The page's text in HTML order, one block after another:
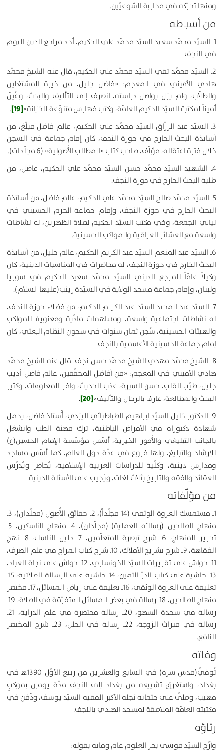
ومنها تحرّكه في محاربة الشوعيّين.
من أسباطه
1ـ السيّد محمّد سعيد السيّد محمّد علي الحكيم، أحد مراجع الدين اليوم
في النجف.
2ـ السيّد محمّد تقي السيّد محمّد علي الحكيم، قال عنه الشيخ محمّد
هادي الأميني في المعجم: «فاضل جليل، من خيرة المشتغلين
والطلّاب، ولم يزل يواصل دراسته، انصرف إلى التأليف والبحث، وعُيّن
أميناً لمكتبة السيّد الحكيم العامّة، وكتب فهارس متنوّعة للخزانة»[19]
.
3ـ السيّد عبد الرزّاق السيّد محمّد علي الحكيم، عالم فاضل مبلّغ، من
أساتذة البحث الخارج في حوزة النجف، كان إمام جماعة في السجن
خلال فترة اعتقاله، مؤلّف، صاحب كتاب «المطالب الأُصولية» (6 مجلّدات).
4ـ الشهيد السيّد محمّد حسن السيّد محمّد علي الحكيم، فاضل، من
طلبة البحث الخارج في حوزة النجف.
5ـ السيّد محمّد صالح السيّد محمّد علي الحكيم، عالم فاضل، من أساتذة
البحث الخارج في حوزة النجف، وإمام جماعة الحرم الحسيني في
ليالي الجمعة، وفي مكتب السيّد الحكيم لصلاة الظهرين، له نشاطات
واسعة مع العشائر العراقية والمواكب الحسينية.
6ـ السيّد عبد المنعم السيّد عبد الكريم الحكيم، عالم جليل، من أساتذة
البحث الخارج في حوزة النجف، له محاضرات في المناسبات الدينية، كان
وكيلاً عامّاً للمرجع الديني السيّد محمّد سعيد الحكيم في سوريا
ولبنان، وإمام جماعة مسجد الولاية في السيّدة زينب(عليها السلام).
7ـ السيّد عبد المجيد السيّد عبد الكريم الحكيم، من فضلاء حوزة النجف،
له نشاطات اجتماعية واسعة، ومساهمات مادّية ومعنوية للمواكب
والهيئات الحسينية، سُجن ثمان سنوات في سجون النظام البعثي، كان
إمام جماعة الحسينية الأعسمية بالنجف.
8ـ الشيخ محمّد مهدي الشيخ محمّد حسن نجف، قال عنه الشيخ محمّد
هادي الأميني في المعجم: «من أفاضل المحقّقين، عالم فاضل أديب
جليل، طيّب القلب، حسن السيرة، عذب الحديث، وافر المعلومات، وكثير
البحث والمطالعة، عارف بالرجال والتأليف»[20]
.
9ـ الدكتور خليل السيّد إبراهيم الطباطبائي اليزدي، أُستاذ فاضل، يحمل
شهادة دكتوراه في الأمراض الباطنية، ترك مهنة الطب وانشغل
بالجانب التبليغي والأُمور الخيرية، أسّس مؤسّسة الإمام الحسين(ع)
للإرشاد والتبليغ، ولها فروع في عدّة دول العالم، كما أسّس مساجد
ومدارس دينية، وكلّية للدراسات العربية الإسلامية، يُحاضر ويُدرّس
العقائد والفقه والتاريخ بثلاث لغات، ويُجيب على الأسئلة الدينية.
من مؤلّفاته
1ـ مستمسك العروة الوثقى (14 مجلّداً)، 2ـ حقائق الأُصول (مجلّدان)، 3ـ
منهاج الصالحين (رسالته العملية) (مجلّدان)، 4ـ منهاج الناسكين، 5ـ
تحرير المنهاج، 6ـ شرح تبصرة المتعلّمين، 7ـ دليل الناسك، 8ـ نهج
الفقاهة، 9ـ شرح تشريح الأفلاك، 10ـ شرح كتاب المراح في علم الصرف،
11ـ حواش على تقريرات السيّد الخونساري، 12ـ حواش على نجاة العباد،
13ـ حاشية على كتاب الدرّ الثمين، 14ـ حاشية على الرسالة الصلاتية، 15ـ
تعليقة على العروة الوثقى، 16ـ تعليقة على رياض المسائل، 17ـ مختصر
منهاج الصالحين، 18ـ رسالة في بعض المسائل المتفرّقة في الصلاة، 19ـ
رسالة في سجدة السهو، 20ـ رسالة مختصرة في علم الدراية، 21ـ
رسالة في ميراث الزوجة، 22ـ رسالة في الخلل، 23ـ شرح المختصر
النافع‏.
وفاته
تُوفّي(قدس سره) في السابع والعشرين من ربيع الأوّل 1390ﻫ في
بغداد، واستغرق تشييعه من بغداد إلى النجف مدّة يومين بموكبٍ
مهيب، وصلّى على جثمانه نجله الأكبر الفقيه السيّد يوسف، ودُفن في
مكتبته العامّة الملاصقة لمسجد الهندي بالنجف.
رثاؤه
وأرّخ السيّد موسى بحر العلوم عام وفاته بقوله: